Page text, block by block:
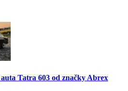
Tatra 603 od značky Abrex